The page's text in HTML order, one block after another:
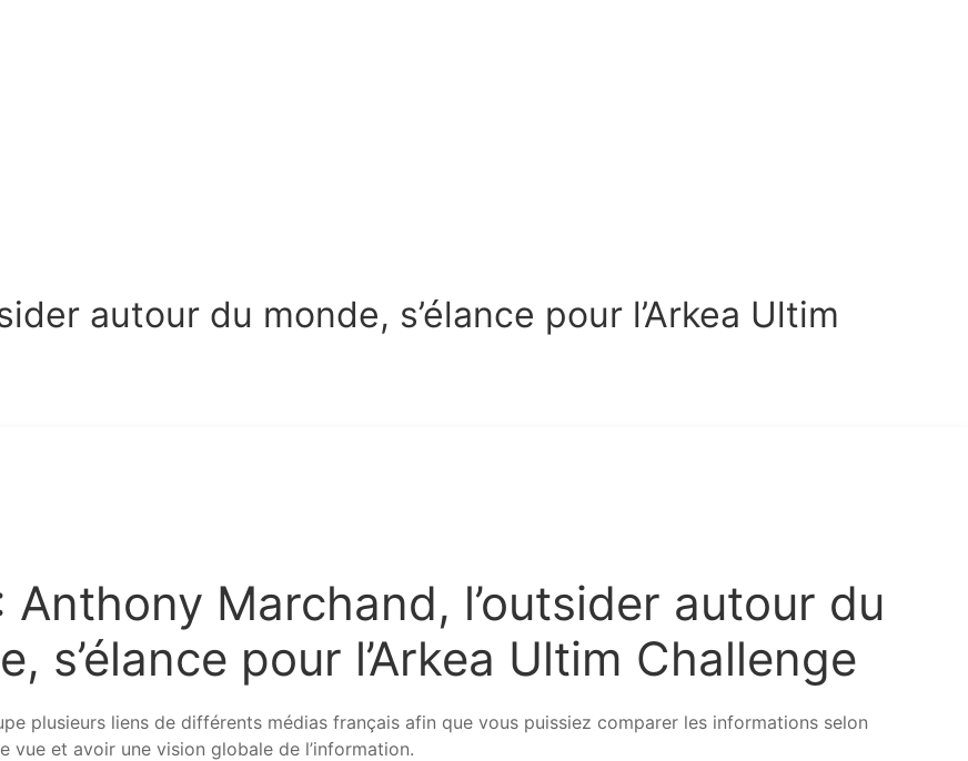
autour du monde, s’élance pour l’Arkea Ultim
Anthony Marchand, l’outsider autour du
s’élance pour l’Arkea Ultim Challenge
plusieurs liens de différents médias français afin que vous puissiez comparer les informations selon
vue et avoir une vision globale de l’information.